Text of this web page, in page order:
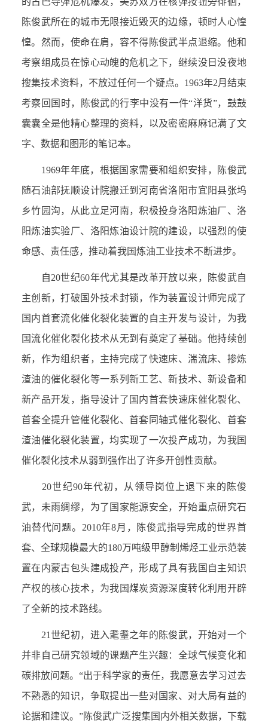
陈俊武所在的城市无限接近毁灭的边缘，顿时人心惶
惶。然而，使命在肩，容不得陈俊武半点退缩。他和
考察组成员在惊心动魄的危机之下，继续没日没夜地
搜集技术资料，不放过任何一个疑点。1963年2月结束
考察回国时，陈俊武的行李中没有一件“洋货”，鼓鼓
囊囊全是他精心整理的资料，以及密密麻麻记满了文
字、数据和图形的笔记本。
1969年年底，根据国家需要和组织安排，陈俊武
随石油部抚顺设计院搬迁到河南省洛阳市宜阳县张坞
乡竹园沟，从此立足河南，积极投身洛阳炼油厂、洛
阳炼油实验厂、洛阳炼油设计院的建设，以强烈的使
命感、责任感，推动着我国炼油工业技术不断进步。
自20世纪60年代尤其是改革开放以来，陈俊武自
主创新，打破国外技术封锁，作为装置设计师完成了
国内首套流化催化裂化装置的自主开发与设计，为我
国流化催化裂化技术从无到有奠定了基础。他持续创
新，作为组织者，主持完成了快速床、湍流床、掺炼
渣油的催化裂化等一系列新工艺、新技术、新设备和
新产品开发，指导设计了国内首套快速床催化裂化、
首套全提升管催化裂化、首套同轴式催化裂化、首套
渣油催化裂化装置，均实现了一次投产成功，为我国
催化裂化技术从弱到强作出了许多开创性贡献。
20世纪90年代初，从领导岗位上退下来的陈俊
武，未雨绸缪，为了国家能源安全，开始重点研究石
油替代问题。2010年8月，陈俊武指导完成的世界首
套、全球规模最大的180万吨级甲醇制烯烃工业示范装
置在内蒙古包头建成投产，形成了具有我国自主知识
产权的核心技术，为我国煤炭资源深度转化利用开辟
了全新的技术路线。
21世纪初，进入耄耋之年的陈俊武，开始对一个
并非自己研究领域的课题产生兴趣：全球气候变化和
碳排放问题。“出于科学家的责任，我愿意去学习过去
不熟悉的知识，争取提出一些对国家、对大局有益的
论据和建议。”陈俊武广泛搜集国内外相关数据，下载